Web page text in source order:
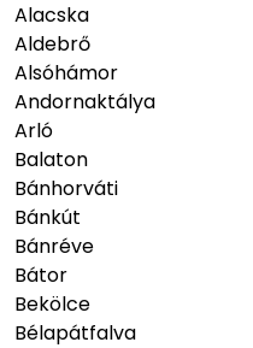
Alacska
Aldebrő
Alsóhámor
Andornaktálya
Arló
Balaton
Bánhorváti
Bánkút
Bánréve
Bátor
Bekölce
Bélapátfalva